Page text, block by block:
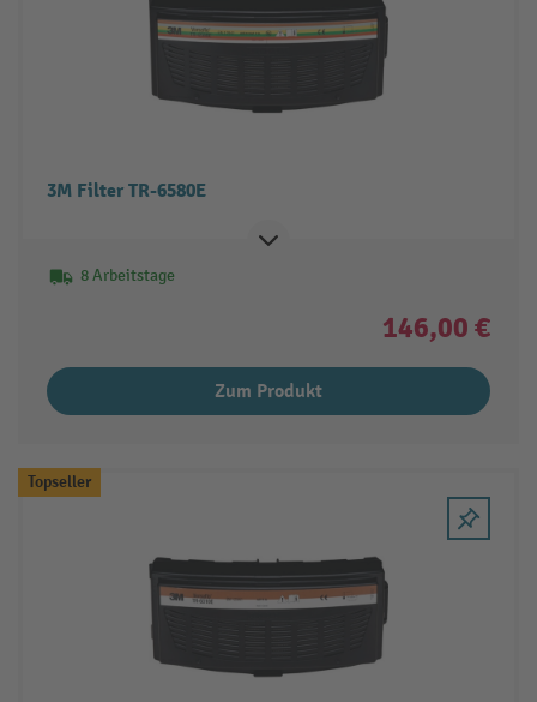
3M Filter TR-6580E
8 Arbeitstage
146,00 €
Zum Produkt
Topseller